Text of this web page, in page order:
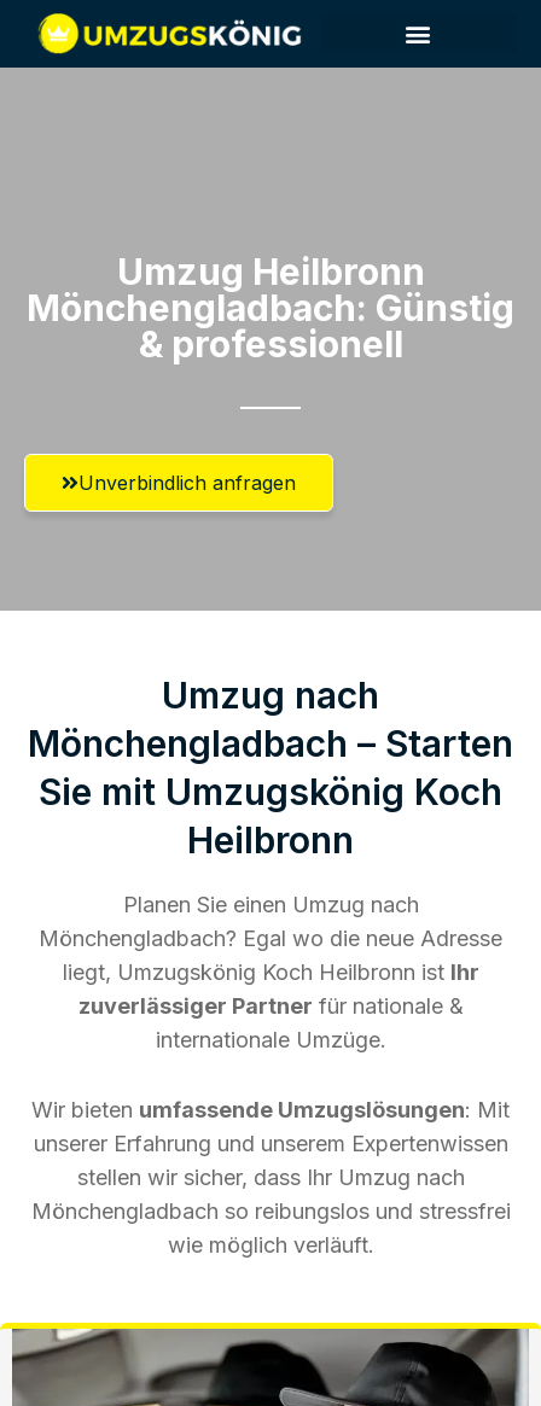
Umzug Heilbronn​
Mönchengladbach: Günstig
& professionell​
Unverbindlich anfragen
Umzug nach
Mönchengladbach – Starten
Sie mit Umzugskönig Koch
Heilbronn
Planen Sie einen Umzug nach
Mönchengladbach? Egal wo die neue Adresse
liegt, Umzugskönig Koch Heilbronn ist Ihr
zuverlässiger Partner für nationale &
internationale Umzüge.
Wir bieten umfassende Umzugslösungen: Mit
unserer Erfahrung und unserem Expertenwissen
stellen wir sicher, dass Ihr Umzug nach
Mönchengladbach so reibungslos und stressfrei
wie möglich verläuft.